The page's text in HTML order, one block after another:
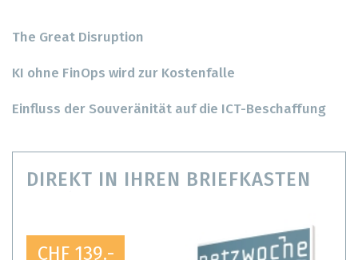
The Great Disruption
KI ohne FinOps wird zur Kostenfalle
Einfluss der Souveränität auf die ICT-Beschaffung
DIREKT IN IHREN BRIEFKASTEN
CHF 139.-